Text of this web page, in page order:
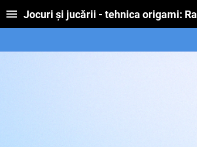
Jocuri și jucării - tehnica origami: